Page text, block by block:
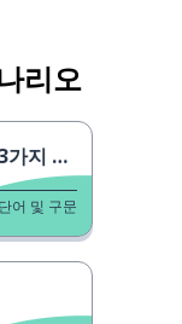
리오
법 1
단어 및 구문